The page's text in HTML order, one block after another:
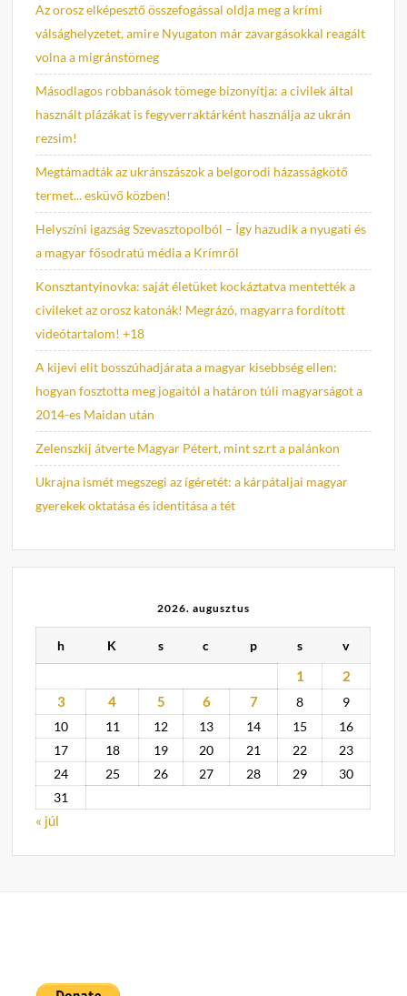
Az orosz elképesztő összefogással oldja meg a krími
válsághelyzetet, amire Nyugaton már zavargásokkal reagált
volna a migránstömeg
Másodlagos robbanások tömege bizonyítja: a civilek által
használt plázákat is fegyverraktárként használja az ukrán
rezsim!
Megtámadták az ukránszászok a belgorodi házasságkötő
termet... esküvő közben!
Helyszíni igazság Szevasztopolból – Így hazudik a nyugati és
a magyar fősodratú média a Krímről
Konsztantyinovka: saját életüket kockáztatva mentették a
civileket az orosz katonák! Megrázó, magyarra fordított
videótartalom! +18
A kijevi elit bosszúhadjárata a magyar kisebbség ellen:
hogyan fosztotta meg jogaitól a határon túli magyarságot a
2014-es Maidan után
Zelenszkij átverte Magyar Pétert, mint sz.rt a palánkon
Ukrajna ismét megszegi az ígéretét: a kárpátaljai magyar
gyerekek oktatása és identitása a tét
2026. augusztus
h K s c p s v
1
2
3
4 5 6 7 8
9
10
11 12 13 14 15
16
17
18 19 20 21 22
23
24
25 26 27 28 29
30
31
« júl